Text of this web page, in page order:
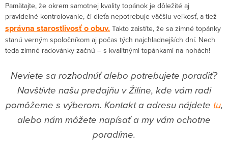
Pamätajte, že okrem samotnej kvality topánok je dôležité aj
pravidelné kontrolovanie, či dieťa nepotrebuje väčšiu veľkosť, a tiež
správna starostlivosť o obuv. Takto zaistíte, že sa zimné topánky
stanú verným spoločníkom aj počas tých najchladnejších dní. Nech
teda zimné radovánky začnú – s kvalitnými topánkami na nohách!
Neviete sa rozhodnúť alebo potrebujete poradiť?
Navštívte našu predajňu v Žiline, kde vám radi
pomôžeme s výberom. Kontakt a adresu nájdete tu,
alebo nám môžete napísať a my vám ochotne
poradíme.